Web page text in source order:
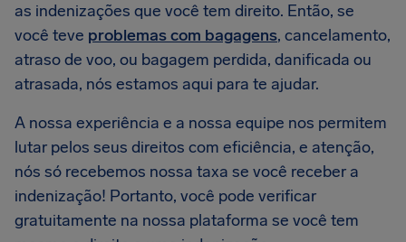
as indenizações que você tem direito. Então, se
você teve problemas com bagagens, cancelamento,
atraso de voo, ou bagagem perdida, danificada ou
atrasada, nós estamos aqui para te ajudar.
A nossa experiência e a nossa equipe nos permitem
lutar pelos seus direitos com eficiência, e atenção,
nós só recebemos nossa taxa se você receber a
indenização! Portanto, você pode verificar
gratuitamente na nossa plataforma se você tem